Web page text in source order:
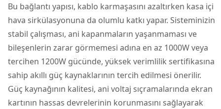
Bu bağlantı yapısı, kablo karmaşasını azaltırken kasa içi
hava sirkülasyonuna da olumlu katkı yapar. Sisteminizin
stabil çalışması, ani kapanmaların yaşanmaması ve
bileşenlerin zarar görmemesi adına en az 1000W veya
tercihen 1200W gücünde, yüksek verimlilik sertifikasına
sahip akıllı güç kaynaklarının tercih edilmesi önerilir.
Güç kaynağının kalitesi, ani voltaj sıçramalarında ekran
kartının hassas devrelerinin korunmasını sağlayarak